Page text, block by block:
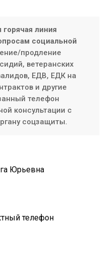
горячая линия
социальной
продление
ветеранских
ЕДВ, ЕДК на
и другие
телефон
консультации с
соцзащиты.
Юрьевна
телефон